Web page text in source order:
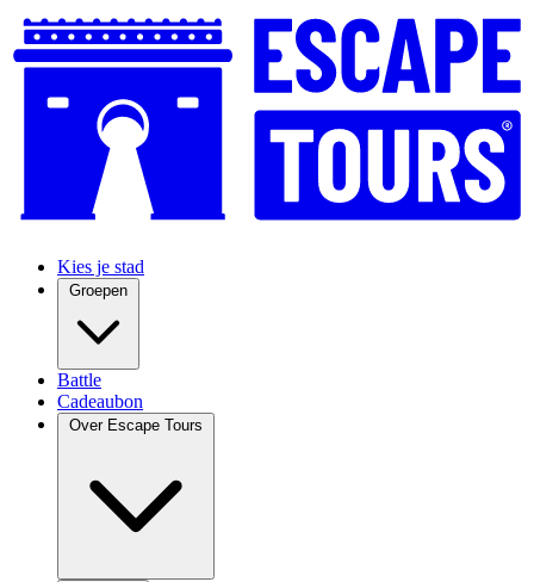
Kies je stad
Groepen
Battle
Cadeaubon
Over Escape Tours